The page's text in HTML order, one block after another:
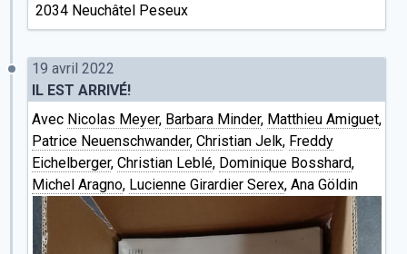
2034 Neuchâtel Peseux
19 avril 2022
IL EST ARRIVÉ!
Avec Nicolas Meyer, Barbara Minder, Matthieu Amiguet,
Patrice Neuenschwander, Christian Jelk, Freddy
Eichelberger, Christian Leblé, Dominique Bosshard,
Michel Aragno, Lucienne Girardier Serex, Ana Göldin